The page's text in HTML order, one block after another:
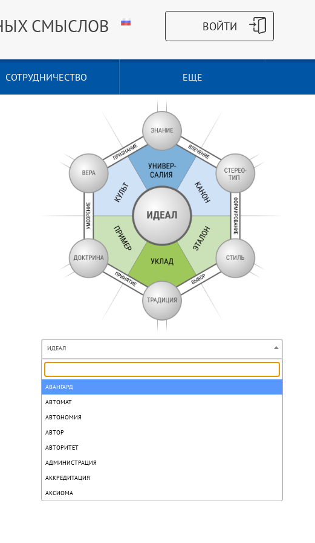
СМЫСЛОВ
СОТРУДНИЧЕСТВО ЕЩЕ
ИДЕАЛ
АВАНГАРД
АВТОМАТ
АВТОНОМИЯ
АВТОР
АВТОРИТЕТ
АДМИНИСТРАЦИЯ
АККРЕДИТАЦИЯ
АКСИОМА